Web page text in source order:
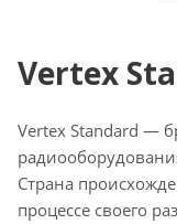
Vertex
Vertex Standard —
Страна
процессе своего